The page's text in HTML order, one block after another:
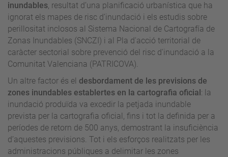
inundables, resultat d’una planificació urbanística que ha
ignorat els mapes de risc d’inundació i els estudis sobre
perillositat inclosos al Sistema Nacional de Cartografía de
Zonas Inundables (SNCZI) i al Pla d'acció territorial de
caràcter sectorial sobre prevenció del risc d'inundació a la
Comunitat Valenciana (PATRICOVA).
Un altre factor és el desbordament de les previsions de
zones inundables establertes en la cartografia oficial : la
inundació produïda va excedir la petjada inundable
prevista per la cartografia oficial, fins i tot la definida per a
períodes de retorn de 500 anys, demostrant la insuficiència
d’aquestes previsions. Tot i els esforços realitzats per les
administracions públiques a delimitar les zones